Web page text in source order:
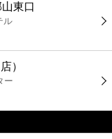
東口
ル
）
ー